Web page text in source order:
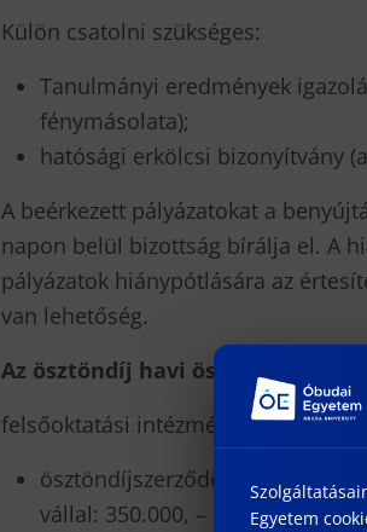
Külön csatolni szükséges:
Tanulmányi eredmények
fénymásolata);
hatósági erkölcsi bizonyítvány
A beérkezett pályázatokat a
napon belül bizottság bírálja el. A
pályázatok hiánypótlására az
van lehetőség.
Az ösztöndíj havi összege:
felsőoktatási intézmény hallgatója
ösztöndíjszerződés időtartama
vállal: 350.000, – Ft
Egyetem